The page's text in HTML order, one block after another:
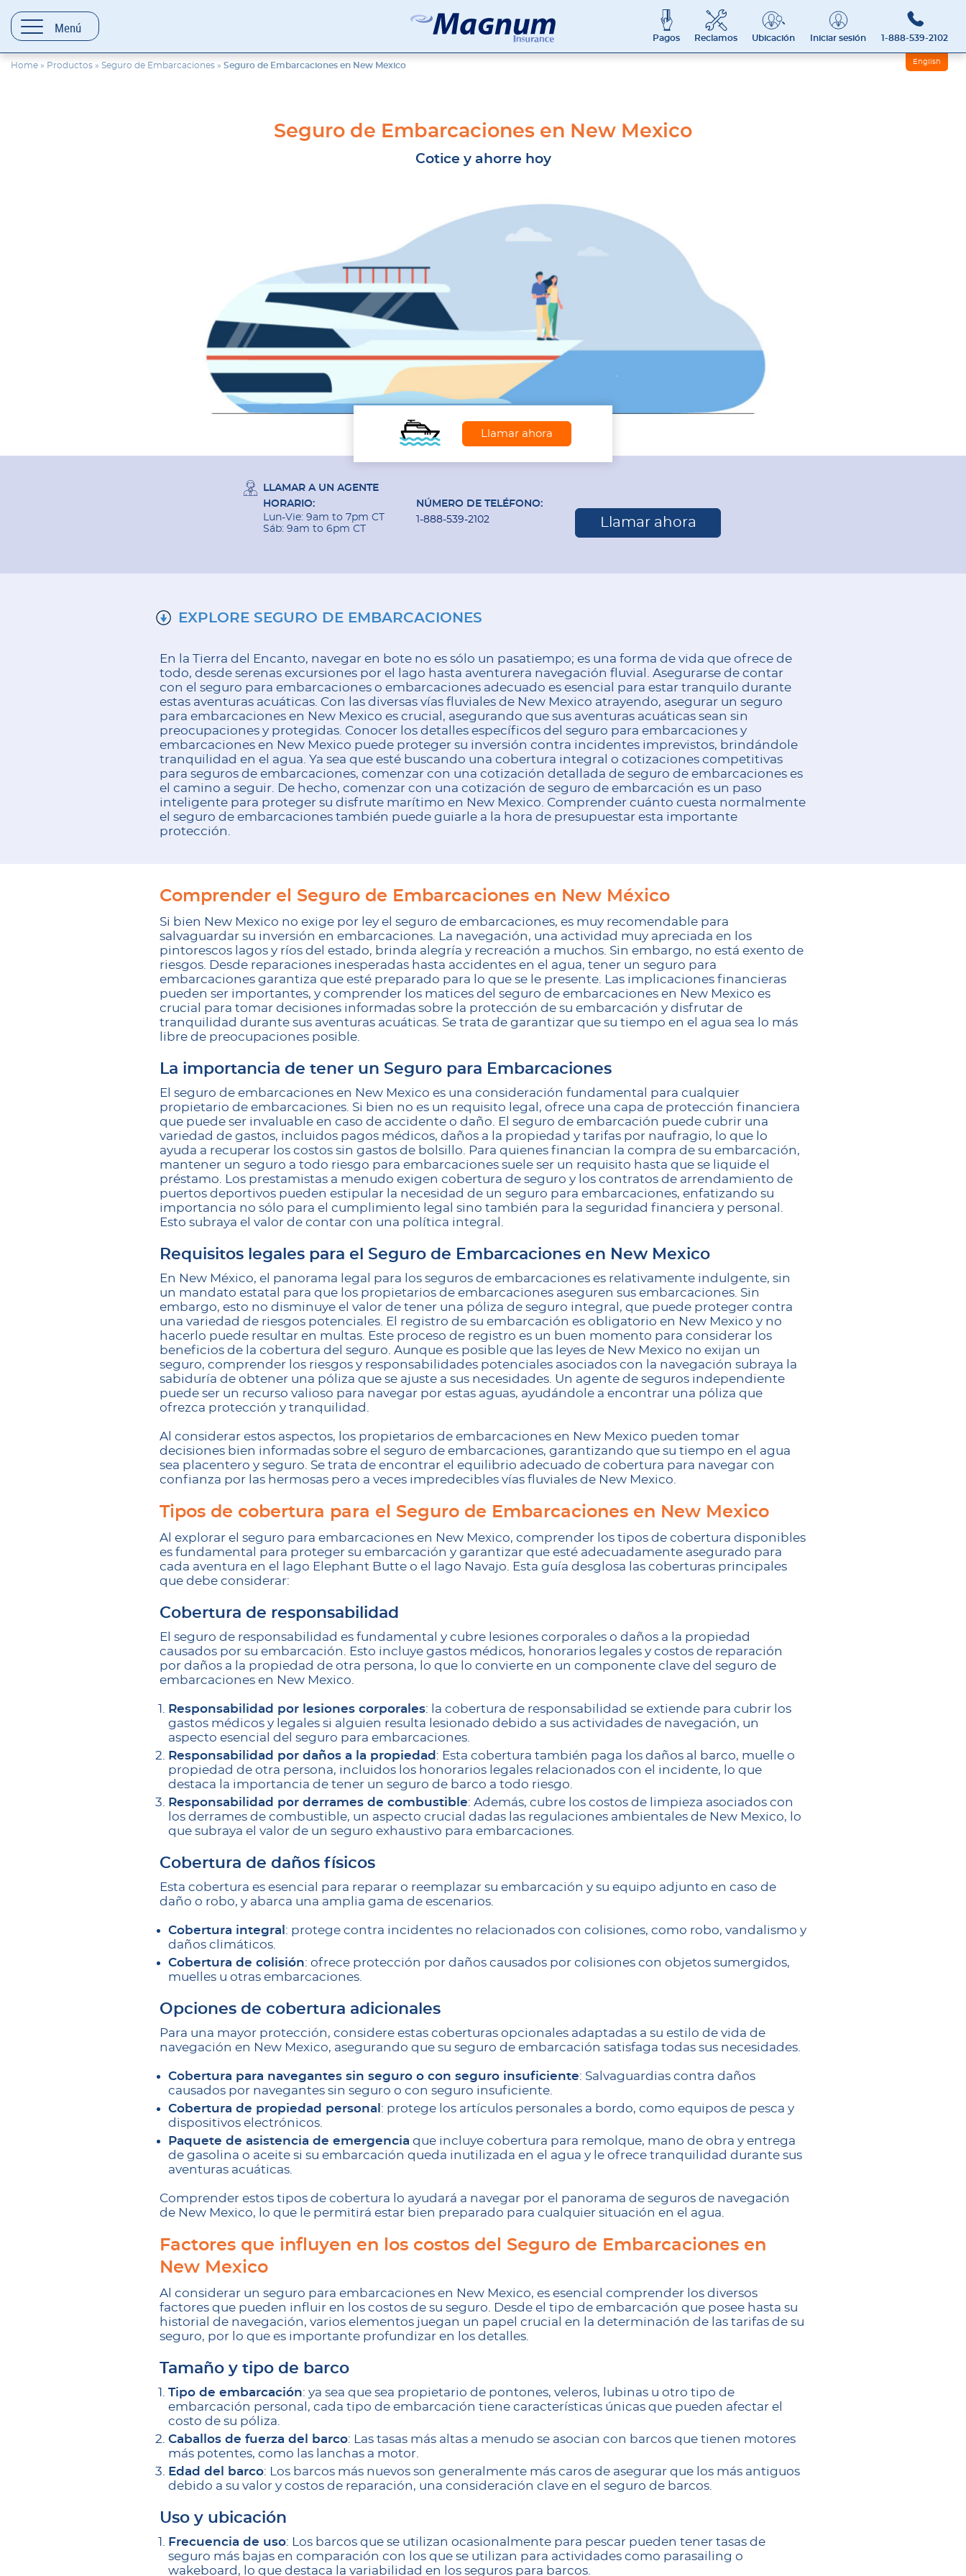
contenido
Menú
Seguros
Agencia
Suburbios
Pagos Reclamos Ubicación Iniciar sesión 1-888-539-2102
English
Home » Productos » Seguro de Embarcaciones » Seguro de Embarcaciones en New Mexico
Seguro de Embarcaciones en New Mexico
Cotice y ahorre hoy
Llamar ahora
LLAMAR A UN AGENTE
HORARIO:
Lun-Vie: 9am to 7pm CT
Sáb: 9am to 6pm CT
NÚMERO DE TELÉFONO:
1-888-539-2102
Llamar ahora
EXPLORE SEGURO DE EMBARCACIONES
En la Tierra del Encanto, navegar en bote no es sólo un pasatiempo; es una forma de vida que ofrece de
todo, desde serenas excursiones por el lago hasta aventurera navegación fluvial. Asegurarse de contar
con el seguro para embarcaciones o embarcaciones adecuado es esencial para estar tranquilo durante
estas aventuras acuáticas. Con las diversas vías fluviales de New Mexico atrayendo, asegurar un seguro
para embarcaciones en New Mexico es crucial, asegurando que sus aventuras acuáticas sean sin
preocupaciones y protegidas. Conocer los detalles específicos del seguro para embarcaciones y
embarcaciones en New Mexico puede proteger su inversión contra incidentes imprevistos, brindándole
tranquilidad en el agua. Ya sea que esté buscando una cobertura integral o cotizaciones competitivas
para seguros de embarcaciones, comenzar con una cotización detallada de seguro de embarcaciones es
el camino a seguir. De hecho, comenzar con una cotización de seguro de embarcación es un paso
inteligente para proteger su disfrute marítimo en New Mexico. Comprender cuánto cuesta normalmente
el seguro de embarcaciones también puede guiarle a la hora de presupuestar esta importante
protección.
Comprender el Seguro de Embarcaciones en New México
Si bien New Mexico no exige por ley el seguro de embarcaciones, es muy recomendable para
salvaguardar su inversión en embarcaciones. La navegación, una actividad muy apreciada en los
pintorescos lagos y ríos del estado, brinda alegría y recreación a muchos. Sin embargo, no está exento de
riesgos. Desde reparaciones inesperadas hasta accidentes en el agua, tener un seguro para
embarcaciones garantiza que esté preparado para lo que se le presente. Las implicaciones financieras
pueden ser importantes, y comprender los matices del seguro de embarcaciones en New Mexico es
crucial para tomar decisiones informadas sobre la protección de su embarcación y disfrutar de
tranquilidad durante sus aventuras acuáticas. Se trata de garantizar que su tiempo en el agua sea lo más
libre de preocupaciones posible.
La importancia de tener un Seguro para Embarcaciones
El seguro de embarcaciones en New Mexico es una consideración fundamental para cualquier
propietario de embarcaciones. Si bien no es un requisito legal, ofrece una capa de protección financiera
que puede ser invaluable en caso de accidente o daño. El seguro de embarcación puede cubrir una
variedad de gastos, incluidos pagos médicos, daños a la propiedad y tarifas por naufragio, lo que lo
ayuda a recuperar los costos sin gastos de bolsillo. Para quienes financian la compra de su embarcación,
mantener un seguro a todo riesgo para embarcaciones suele ser un requisito hasta que se liquide el
préstamo. Los prestamistas a menudo exigen cobertura de seguro y los contratos de arrendamiento de
puertos deportivos pueden estipular la necesidad de un seguro para embarcaciones, enfatizando su
importancia no sólo para el cumplimiento legal sino también para la seguridad financiera y personal.
Esto subraya el valor de contar con una política integral.
Requisitos legales para el Seguro de Embarcaciones en New Mexico
En New México, el panorama legal para los seguros de embarcaciones es relativamente indulgente, sin
un mandato estatal para que los propietarios de embarcaciones aseguren sus embarcaciones. Sin
embargo, esto no disminuye el valor de tener una póliza de seguro integral, que puede proteger contra
una variedad de riesgos potenciales. El registro de su embarcación es obligatorio en New Mexico y no
hacerlo puede resultar en multas. Este proceso de registro es un buen momento para considerar los
beneficios de la cobertura del seguro. Aunque es posible que las leyes de New Mexico no exijan un
seguro, comprender los riesgos y responsabilidades potenciales asociados con la navegación subraya la
sabiduría de obtener una póliza que se ajuste a sus necesidades. Un agente de seguros independiente
puede ser un recurso valioso para navegar por estas aguas, ayudándole a encontrar una póliza que
ofrezca protección y tranquilidad.
Al considerar estos aspectos, los propietarios de embarcaciones en New Mexico pueden tomar
decisiones bien informadas sobre el seguro de embarcaciones, garantizando que su tiempo en el agua
sea placentero y seguro. Se trata de encontrar el equilibrio adecuado de cobertura para navegar con
confianza por las hermosas pero a veces impredecibles vías fluviales de New Mexico.
Tipos de cobertura para el Seguro de Embarcaciones en New Mexico
Al explorar el seguro para embarcaciones en New Mexico, comprender los tipos de cobertura disponibles
es fundamental para proteger su embarcación y garantizar que esté adecuadamente asegurado para
cada aventura en el lago Elephant Butte o el lago Navajo. Esta guía desglosa las coberturas principales
que debe considerar:
Cobertura de responsabilidad
El seguro de responsabilidad es fundamental y cubre lesiones corporales o daños a la propiedad
causados ​​por su embarcación. Esto incluye gastos médicos, honorarios legales y costos de reparación
por daños a la propiedad de otra persona, lo que lo convierte en un componente clave del seguro de
embarcaciones en New Mexico.
Responsabilidad por lesiones corporales: la cobertura de responsabilidad se extiende para cubrir los
gastos médicos y legales si alguien resulta lesionado debido a sus actividades de navegación, un
aspecto esencial del seguro para embarcaciones.
Responsabilidad por daños a la propiedad : Esta cobertura también paga los daños al barco, muelle o
propiedad de otra persona, incluidos los honorarios legales relacionados con el incidente, lo que
destaca la importancia de tener un seguro de barco a todo riesgo.
Responsabilidad por derrames de combustible: Además, cubre los costos de limpieza asociados con
los derrames de combustible, un aspecto crucial dadas las regulaciones ambientales de New Mexico, lo
que subraya el valor de un seguro exhaustivo para embarcaciones.
Cobertura de daños físicos
Esta cobertura es esencial para reparar o reemplazar su embarcación y su equipo adjunto en caso de
daño o robo, y abarca una amplia gama de escenarios.
Cobertura integral : protege contra incidentes no relacionados con colisiones, como robo, vandalismo y
daños climáticos.
Cobertura de colisión: ofrece protección por daños causados ​​por colisiones con objetos sumergidos,
muelles u otras embarcaciones.
Opciones de cobertura adicionales
Para una mayor protección, considere estas coberturas opcionales adaptadas a su estilo de vida de
navegación en New Mexico, asegurando que su seguro de embarcación satisfaga todas sus necesidades.
Cobertura para navegantes sin seguro o con seguro insuficiente: Salvaguardias contra daños
causados ​​por navegantes sin seguro o con seguro insuficiente.
Cobertura de propiedad personal : protege los artículos personales a bordo, como equipos de pesca y
dispositivos electrónicos.
Paquete de asistencia de emergencia que incluye cobertura para remolque, mano de obra y entrega
de gasolina o aceite si su embarcación queda inutilizada en el agua y le ofrece tranquilidad durante sus
aventuras acuáticas.
Comprender estos tipos de cobertura lo ayudará a navegar por el panorama de seguros de navegación
de New Mexico, lo que le permitirá estar bien preparado para cualquier situación en el agua.
Factores que influyen en los costos del Seguro de Embarcaciones en
New Mexico
Al considerar un seguro para embarcaciones en New Mexico, es esencial comprender los diversos
factores que pueden influir en los costos de su seguro. Desde el tipo de embarcación que posee hasta su
historial de navegación, varios elementos juegan un papel crucial en la determinación de las tarifas de su
seguro, por lo que es importante profundizar en los detalles.
Tamaño y tipo de barco
Tipo de embarcación: ya sea que sea propietario de pontones, veleros, lubinas u otro tipo de
embarcación personal, cada tipo de embarcación tiene características únicas que pueden afectar el
costo de su póliza.
Caballos de fuerza del barco: Las tasas más altas a menudo se asocian con barcos que tienen motores
más potentes, como las lanchas a motor.
Edad del barco: Los barcos más nuevos son generalmente más caros de asegurar que los más antiguos
debido a su valor y costos de reparación, una consideración clave en el seguro de barcos.
Uso y ubicación
Frecuencia de uso: Los barcos que se utilizan ocasionalmente para pescar pueden tener tasas de
seguro más bajas en comparación con los que se utilizan para actividades como parasailing o
wakeboard, lo que destaca la variabilidad en los seguros para barcos.